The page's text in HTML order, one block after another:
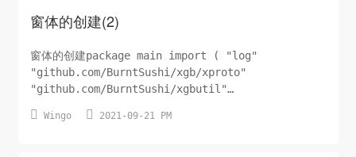
窗体的创建(2)
窗体的创建package main import ( "log"
"github.com/BurntSushi/xgb/xproto"
"github.com/BurntSushi/xgbutil"
 Wingo  2021-09-21 PM